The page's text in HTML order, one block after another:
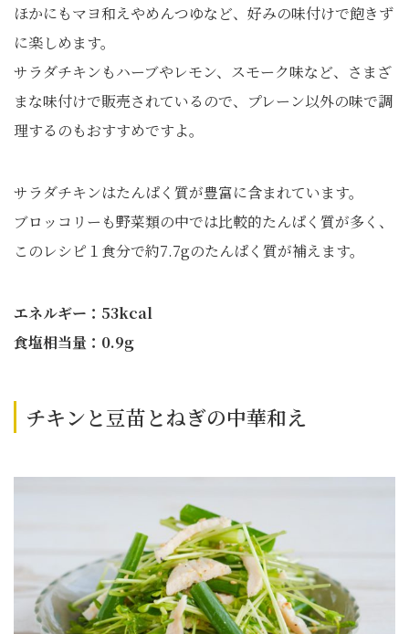
ほかにもマヨ和えやめんつゆなど、好みの味付けで飽きず
に楽しめます。
サラダチキンもハーブやレモン、スモーク味など、さまざ
まな味付けで販売されているので、プレーン以外の味で調
理するのもおすすめですよ。
サラダチキンはたんぱく質が豊富に含まれています。
ブロッコリーも野菜類の中では比較的たんぱく質が多く、
このレシピ１食分で約7.7gのたんぱく質が補えます。
エネルギー：53kcal
食塩相当量：0.9g
チキンと豆苗とねぎの中華和え